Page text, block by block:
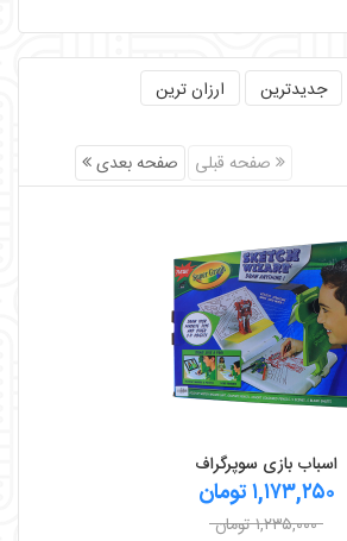
جدیدترین
ارزان ترین
صفحه قبلی
صفحه بعدی
اسباب بازی سوپرگراف
۱,۱۷۳,۲۵۰ تومان
۱,۲۳۵,۰۰۰ تومان